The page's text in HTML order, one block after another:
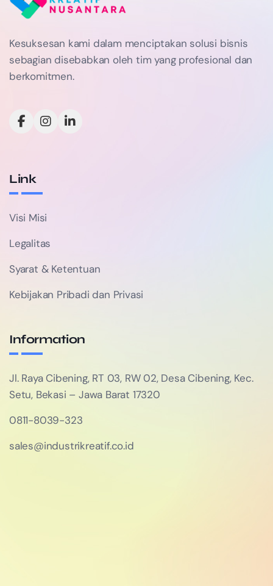
Kesuksesan kami dalam menciptakan solusi bisnis
sebagian disebabkan oleh tim yang profesional dan
berkomitmen.
Link
Visi Misi
Legalitas
Syarat & Ketentuan
Kebijakan Pribadi dan Privasi
Information
Jl. Raya Cibening, RT 03, RW 02, Desa Cibening, Kec.
Setu, Bekasi – Jawa Barat 17320
0811-8039-323
sales@industrikreatif.co.id